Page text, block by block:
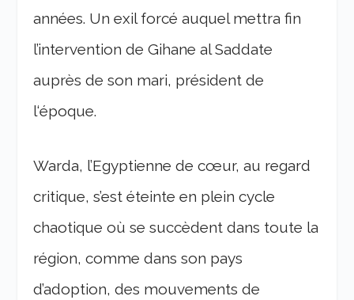
années. Un exil forcé auquel mettra fin
l’intervention de Gihane al Saddate
auprès de son mari, président de
l‘époque.
Warda, l’Egyptienne de cœur, au regard
critique, s’est éteinte en plein cycle
chaotique où se succèdent dans toute la
région, comme dans son pays
d’adoption, des mouvements de